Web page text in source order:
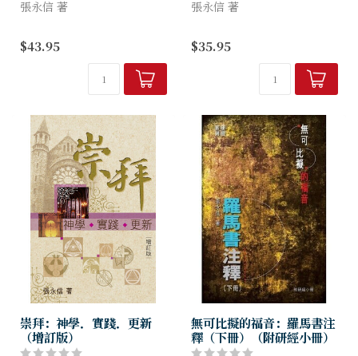
張永信 著
日在世的基督，感應祂那傳奇
的一生。祂有多重身分，又是
跨界高手，因祂是布衣君王、
絕世拉比、全能先知、新的摩
$43.95
張永信 著
日在世的基督，感應祂那傳奇
的一生。祂有多重身分，又是
跨界高手，因祂是布衣君王、
絕世拉比、全能先知、新的摩
$35.95
崇拜：神學．實踐．更新
（增訂版）
無可比擬的福音：羅馬書注
釋（下冊）（附研經小冊）